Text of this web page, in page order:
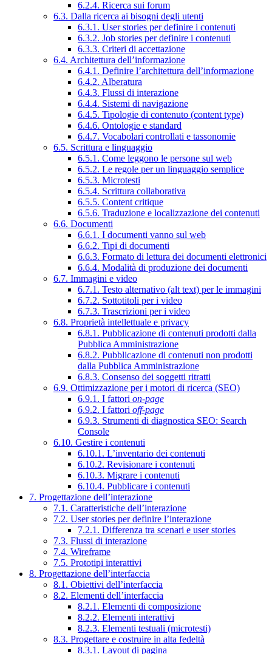
6.2.4. Ricerca sui forum
6.3. Dalla ricerca ai bisogni degli utenti
6.3.1. User stories per definire i contenuti
6.3.2. Job stories per definire i contenuti
6.3.3. Criteri di accettazione
6.4. Architettura dell’informazione
6.4.1. Definire l’architettura dell’informazione
6.4.2. Alberatura
6.4.3. Flussi di interazione
6.4.4. Sistemi di navigazione
6.4.5. Tipologie di contenuto (content type)
6.4.6. Ontologie e standard
6.4.7. Vocabolari controllati e tassonomie
6.5. Scrittura e linguaggio
6.5.1. Come leggono le persone sul web
6.5.2. Le regole per un linguaggio semplice
6.5.3. Microtesti
6.5.4. Scrittura collaborativa
6.5.5. Content critique
6.5.6. Traduzione e localizzazione dei contenuti
6.6. Documenti
6.6.1. I documenti vanno sul web
6.6.2. Tipi di documenti
6.6.3. Formato di lettura dei documenti elettronici
6.6.4. Modalità di produzione dei documenti
6.7. Immagini e video
6.7.1. Testo alternativo (alt text) per le immagini
6.7.2. Sottotitoli per i video
6.7.3. Trascrizioni per i video
6.8. Proprietà intellettuale e privacy
6.8.1. Pubblicazione di contenuti prodotti dalla
Pubblica Amministrazione
6.8.2. Pubblicazione di contenuti non prodotti
dalla Pubblica Amministrazione
6.8.3. Consenso dei soggetti ritratti
6.9. Ottimizzazione per i motori di ricerca (SEO)
6.9.1. I fattori on-page
6.9.2. I fattori off-page
6.9.3. Strumenti di diagnostica SEO: Search
Console
6.10. Gestire i contenuti
6.10.1. L’inventario dei contenuti
6.10.2. Revisionare i contenuti
6.10.3. Migrare i contenuti
6.10.4. Pubblicare i contenuti
7. Progettazione dell’interazione
7.1. Caratteristiche dell’interazione
7.2. User stories per definire l’interazione
7.2.1. Differenza tra scenari e user stories
7.3. Flussi di interazione
7.4. Wireframe
7.5. Prototipi interattivi
8. Progettazione dell’interfaccia
8.1. Obiettivi dell’interfaccia
8.2. Elementi dell’interfaccia
8.2.1. Elementi di composizione
8.2.2. Elementi interattivi
8.2.3. Elementi testuali (microtesti)
8.3. Progettare e costruire in alta fedeltà
8.3.1. Layout di pagina